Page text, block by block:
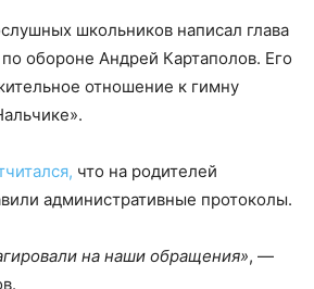
школьников написал глава
обороне Андрей Картаполов. Его
отношение к гимну
что на родителей
административные протоколы.
на наши обращения», —